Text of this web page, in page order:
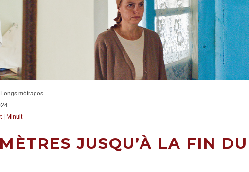
métrages
| Minuit
JUSQU’À LA FIN DU